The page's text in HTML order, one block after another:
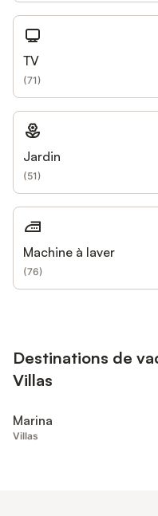
TV
(71)
Jardin
(51)
Machine à laver
(76)
Destinations de
Villas
Marina
Villas